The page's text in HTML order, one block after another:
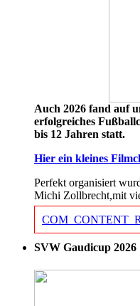
Auch 2026 fand auf
erfolgreiches
bis 12 Jahren statt.
Hier ein kleines
Perfekt organisiert
Michi Zollbrecht,mit
SVW Gaudicup 2026